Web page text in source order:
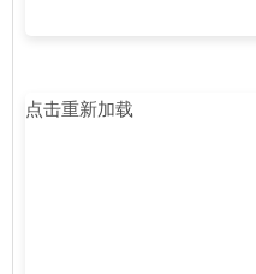
点击重新加载